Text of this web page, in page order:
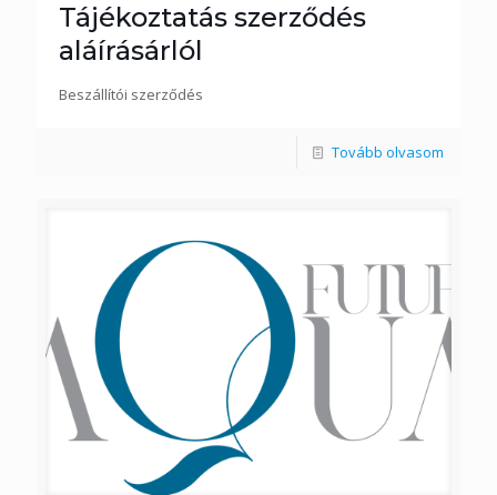
Tájékoztatás szerződés
aláírásárlól
Beszállítói szerződés
Tovább olvasom